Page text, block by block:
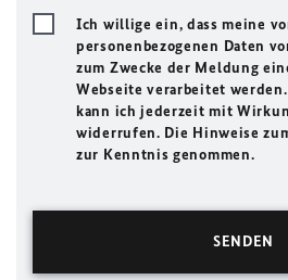
Ich willige ein, dass meine
personenbezogenen Daten
zum Zwecke der Meldung
Webseite verarbeitet
kann ich jederzeit mit
widerrufen. Die Hinweise
zur Kenntnis genommen.